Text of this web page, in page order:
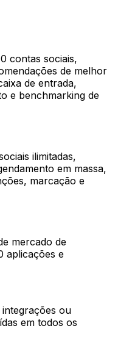
contas sociais,
de melhor
de entrada,
e benchmarking de
ilimitadas,
em massa,
marcação e
mercado de
aplicações e
ou
em todos os